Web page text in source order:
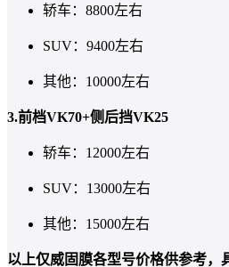
轿车：8800左右
SUV：9400左右
其他：10000左右
3.前档VK70+侧后挡VK25
轿车：12000左右
SUV：13000左右
其他：15000左右
以上仅威固膜各型号价格供参考，